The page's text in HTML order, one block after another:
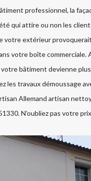
professionnel, la
qui attire ou non les
votre extérieur
votre boîte commerciale.
bâtiment devienne
les travaux démoussage
Allemand artisan
N’oubliez pas votre